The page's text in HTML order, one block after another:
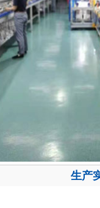
生产